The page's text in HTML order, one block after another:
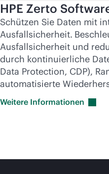
HPE Zerto
Schützen Sie Daten mit
Ausfallsicherheit.
Ausfallsicherheit und
durch kontinuierliche
Data Protection, CDP),
automatisierte
Weitere Informationen